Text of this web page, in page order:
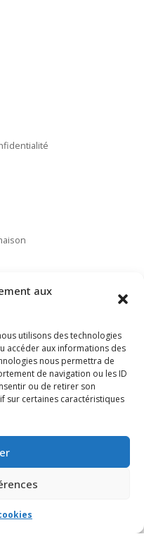
aux
utilisons des technologies
accéder aux informations des
nous permettra de
de navigation ou les ID
ou de retirer son
sur certaines caractéristiques